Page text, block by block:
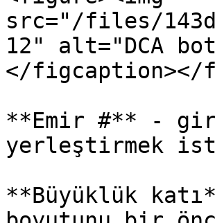
src="/files/
12" alt="DCA
</figcaption></
**Emir #** -
yerleştirmek
**Büyüklük